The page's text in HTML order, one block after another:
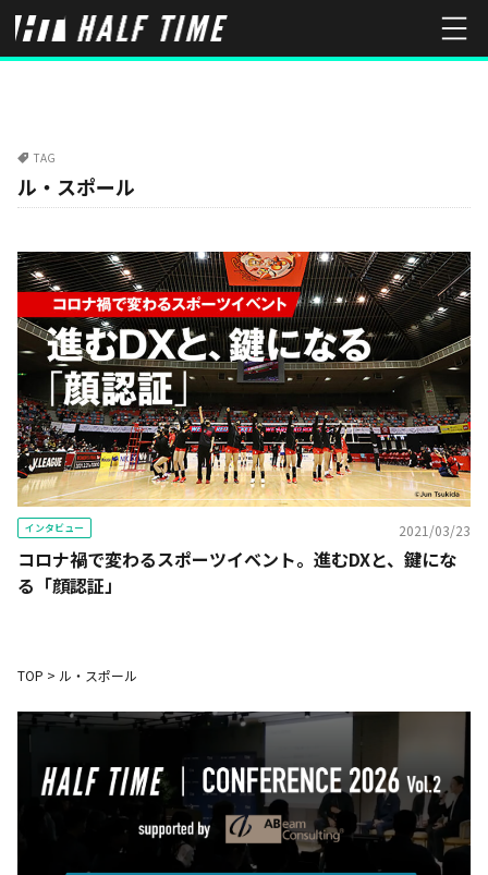
TAG
ル・スポール
インタビュー 2021/03/23
コロナ禍で変わるスポーツイベント。進むDXと、鍵にな
る「顔認証」
TOP > ル・スポール